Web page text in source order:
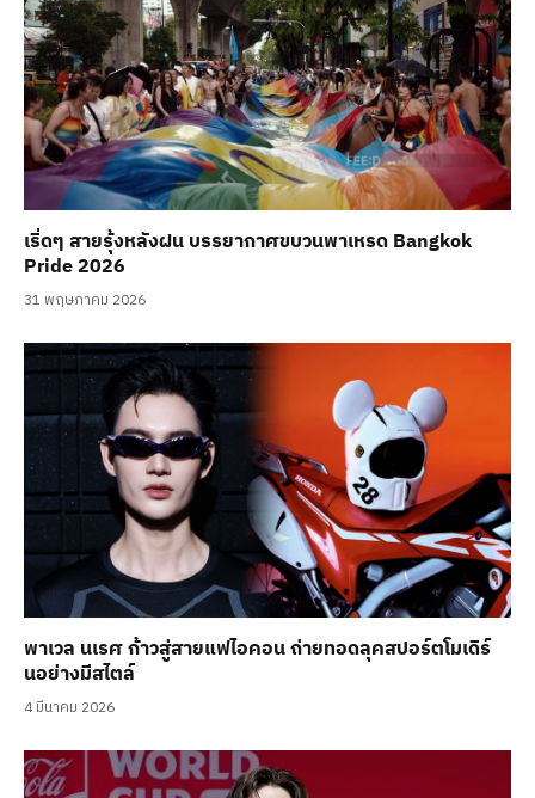
เริ่ดๆ สายรุ้งหลังฝน บรรยากาศขบวนพาเหรด Bangkok
Pride 2026
31 พฤษภาคม 2026
พาเวล นเรศ ก้าวสู่สายแฟไอคอน ถ่ายทอดลุคสปอร์ตโมเดิร์
นอย่างมีสไตล์
4 มีนาคม 2026